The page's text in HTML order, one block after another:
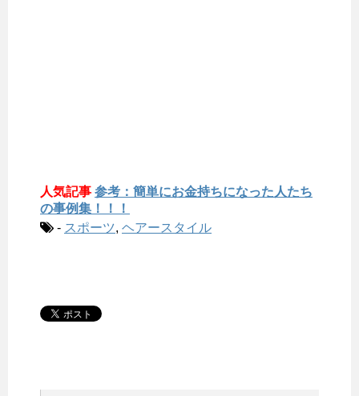
人気記事 参考：簡単にお金持ちになった人たち
の事例集！！！
- スポーツ, ヘアースタイル